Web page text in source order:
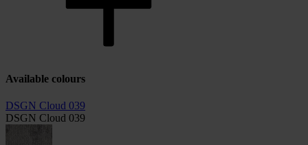
Available colours
DSGN Cloud 039
DSGN Cloud 039